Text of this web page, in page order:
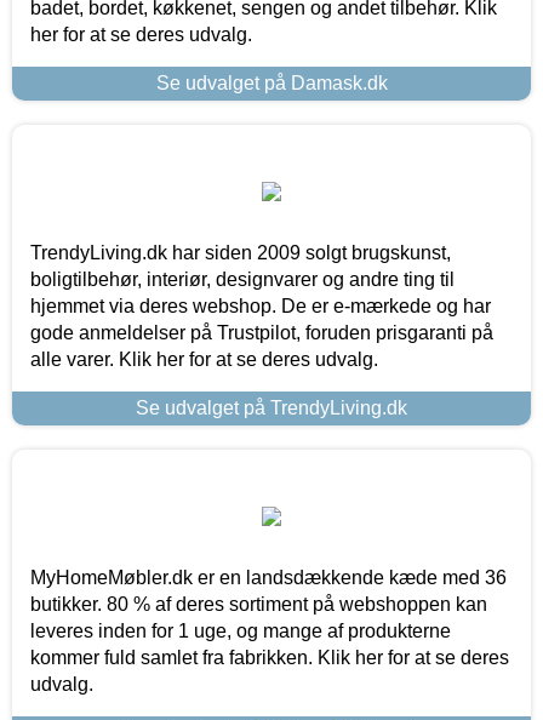
badet, bordet, køkkenet, sengen og andet tilbehør. Klik
her for at se deres udvalg.
Se udvalget på Damask.dk
TrendyLiving.dk har siden 2009 solgt brugskunst,
boligtilbehør, interiør, designvarer og andre ting til
hjemmet via deres webshop. De er e-mærkede og har
gode anmeldelser på Trustpilot, foruden prisgaranti på
alle varer. Klik her for at se deres udvalg.
Se udvalget på TrendyLiving.dk
MyHomeMøbler.dk er en landsdækkende kæde med 36
butikker. 80 % af deres sortiment på webshoppen kan
leveres inden for 1 uge, og mange af produkterne
kommer fuld samlet fra fabrikken. Klik her for at se deres
udvalg.